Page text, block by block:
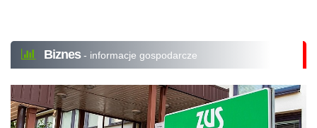
Biznes- informacje gospodarcze